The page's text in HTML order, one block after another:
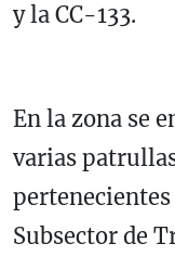
y la CC-133.
En la zona se
varias
pertenecientes
Subsector de